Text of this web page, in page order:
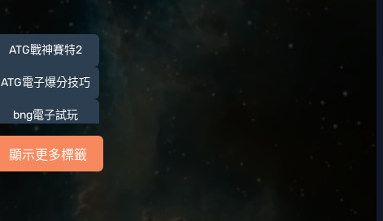
ATG戰神賽特2
ATG電子爆分技巧
bng電子試玩
TU老虎機
顯示更多標籤